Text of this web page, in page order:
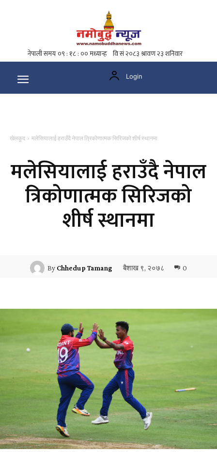
Login
खेलकुद मलेसियालाई हराउँदै नेपाल त्रिकोणात्मक सिरिजको शीर्ष स्थानमा
मलेसियालाई हराउँदै नेपाल
त्रिकोणात्मक सिरिजको
शीर्ष स्थानमा
By Chhedup Tamang बैशाख ९, २०७८ 0